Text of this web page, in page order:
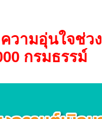
วามอุ่นใจช่ว
กรมธรรม์